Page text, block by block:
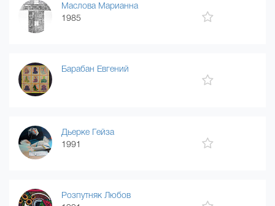
Маслова Марианна
1985
Барабан Евгений
Дьерке Гейза
1991
Розпутняк Любов